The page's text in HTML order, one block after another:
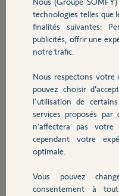
Sécurité
Domotique
Chauffage
Autres produits
Devis avec un pro
franck
il y a plus de 4 ans
Participer
Réponses
Bonjour
Ci joint la liste des
compatibilités pour le TaHoma
Liste des compati...
630 ko
technologies telles que
finalités suivantes:
publicités, offrir une
notre trafic.
Nous respectons
pouvez choisir
l'utilisation de
services proposés
n’affectera pas
cependant votre
optimale.
Vous pouvez
consentement à